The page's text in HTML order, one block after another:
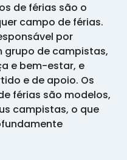
de férias são o
campo de férias.
por
grupo de campistas,
e bem-estar, e
e de apoio. Os
férias são modelos,
campistas, o que